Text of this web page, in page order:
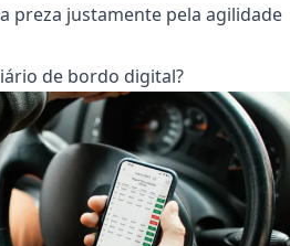
preza justamente pela agilidade
de bordo digital?